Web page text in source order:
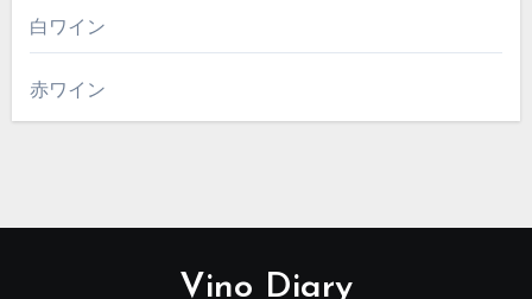
白ワイン
赤ワイン
Vino Diary